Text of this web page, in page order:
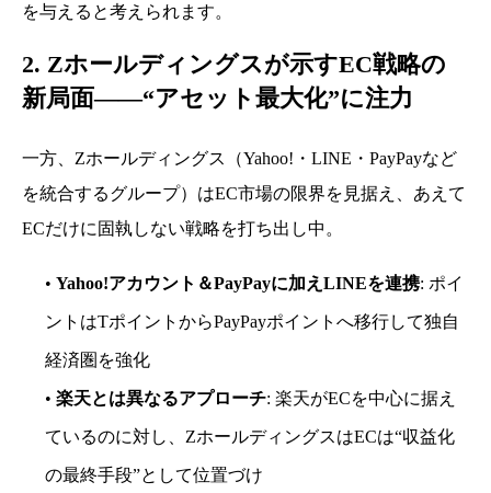
を与えると考えられます。
2. Zホールディングスが示すEC戦略の
新局面――“アセット最大化”に注力
一方、Zホールディングス（Yahoo!・LINE・PayPayなど
を統合するグループ）はEC市場の限界を見据え、あえて
ECだけに固執しない戦略を打ち出し中。
• Yahoo!アカウント＆PayPayに加えLINEを連携: ポイ
ントはTポイントからPayPayポイントへ移行して独自
経済圏を強化
• 楽天とは異なるアプローチ: 楽天がECを中心に据え
ているのに対し、ZホールディングスはECは“収益化
の最終手段”として位置づけ